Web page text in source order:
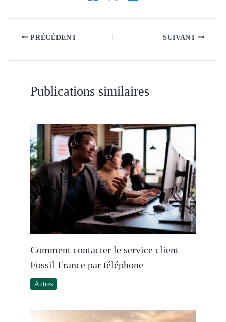
PRÉCÉDENT SUIVANT
Publications similaires
Comment contacter le service client
Fossil France par téléphone
Autres